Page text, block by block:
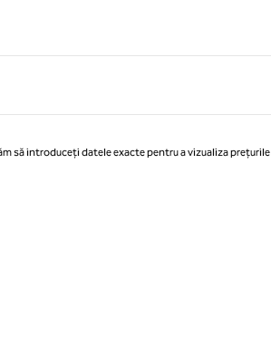
să introduceți datele exacte pentru a vizualiza prețurile